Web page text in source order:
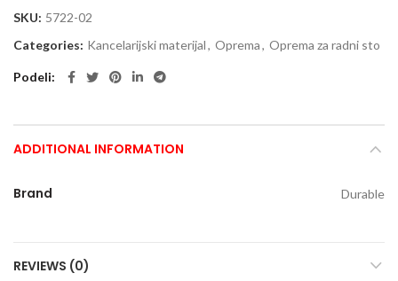
SKU: 5722-02
Categories: Kancelarijski materijal, Oprema, Oprema za radni sto
Podeli
ADDITIONAL INFORMATION
Brand Durable
REVIEWS (0)